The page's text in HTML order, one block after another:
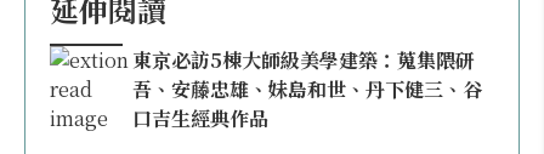
延伸閱讀
東京必訪5棟大師級美學建築：蒐集隈研
吾、安藤忠雄、妹島和世、丹下健三、谷
口吉生經典作品